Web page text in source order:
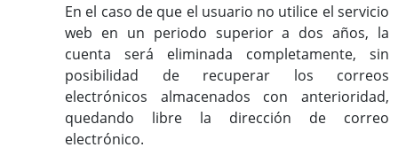
En el caso de que el usuario no utilice el servicio
web en un periodo superior a dos años, la
cuenta será eliminada completamente, sin
posibilidad de recuperar los correos
electrónicos almacenados con anterioridad,
quedando libre la dirección de correo
electrónico.